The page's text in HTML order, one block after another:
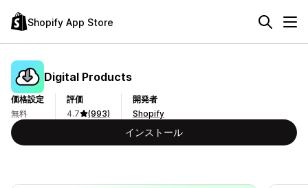
Shopify App Store
Digital Products
価格設定
無料
評価
4.7
(993)
開発者
Shopify
インストール